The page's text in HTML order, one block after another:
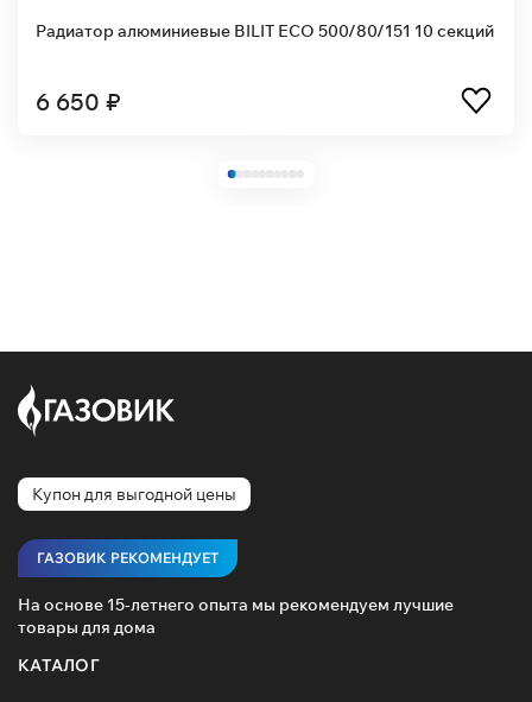
Радиатор алюминиевые BILIT ECO 500/80/151 10 секций
6 650 ₽
Купон для выгодной цены
ГАЗОВИК РЕКОМЕНДУЕТ
На основе 15-летнего опыта мы рекомендуем лучшие
товары для дома
КАТАЛОГ